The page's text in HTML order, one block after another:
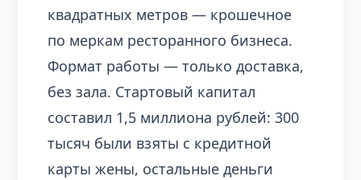
квадратных метров — крошечное
по меркам ресторанного бизнеса.
Формат работы — только доставка,
без зала. Стартовый капитал
составил 1,5 миллиона рублей: 300
тысяч были взяты с кредитной
карты жены, остальные деньги